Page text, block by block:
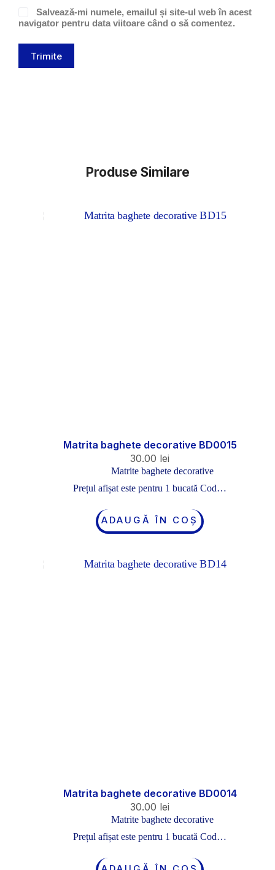
Salvează-mi numele, emailul și site-ul web în acest
navigator pentru data viitoare când o să comentez.
Trimite
Produse Similare
Matrita baghete decorative BD0015
30.00 lei
Matrite baghete decorative
Prețul afișat este pentru 1 bucată Cod…
ADAUGĂ ÎN COȘ
Matrita baghete decorative BD0014
30.00 lei
Matrite baghete decorative
Prețul afișat este pentru 1 bucată Cod…